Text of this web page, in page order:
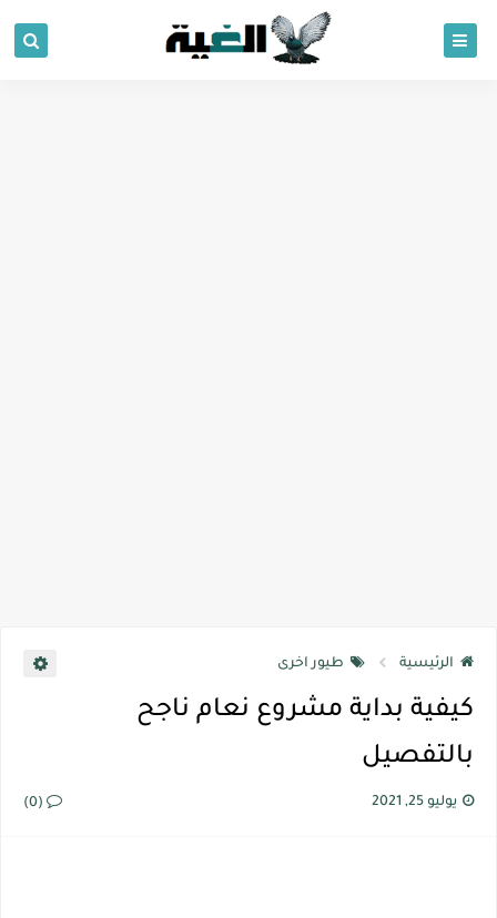
الرئيسية طيور اخرى
كيفية بداية مشروع نعام ناجح
بالتفصيل
يوليو 25, 2021 (0)